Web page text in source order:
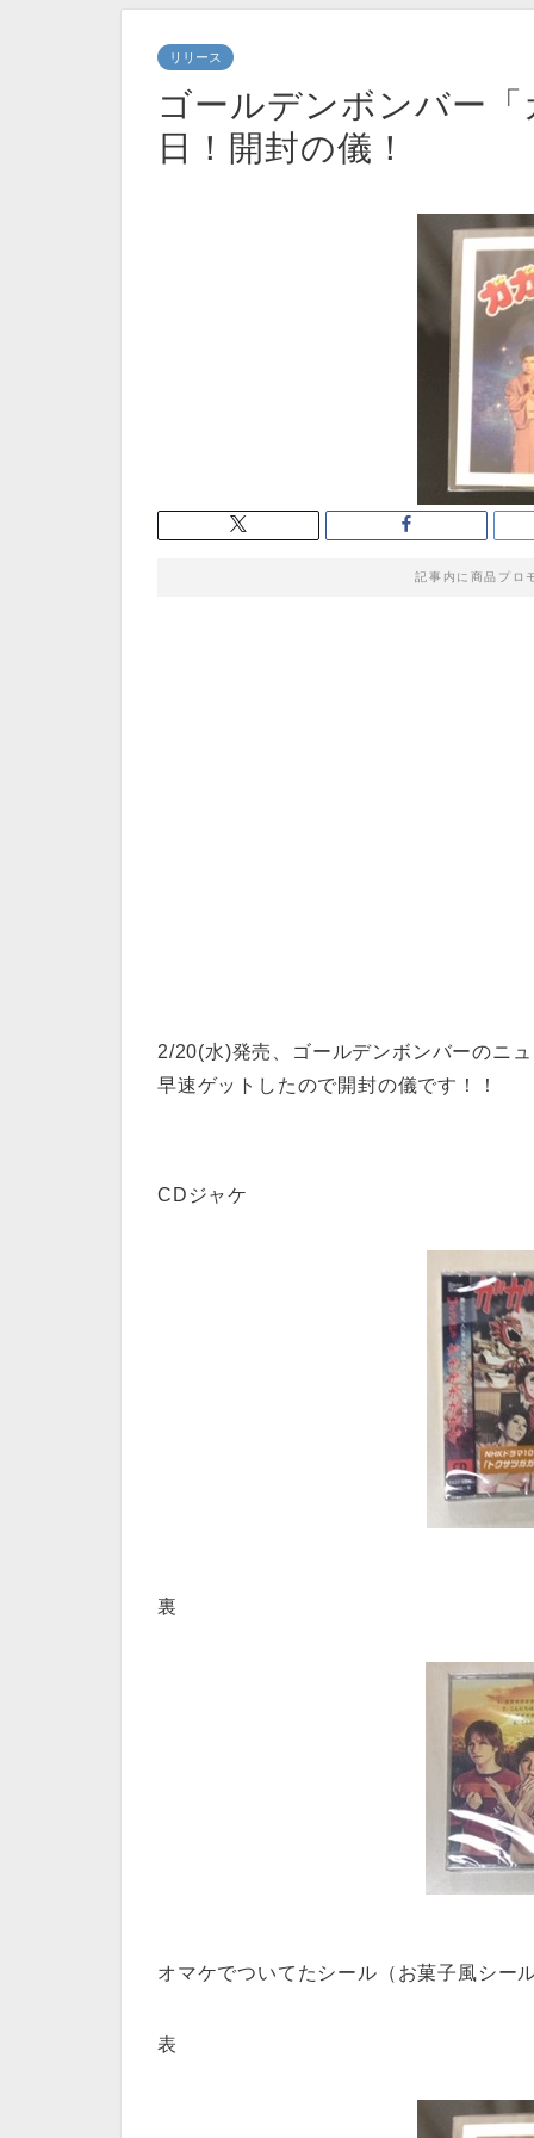
リリース
ゴールデンボンバー
日！開封の儀！
記事内に商品プロ
2/20(水)発売、ゴールデンボンバーのニ
早速ゲットしたので開封の儀です！！
CDジャケ
裏
オマケでついてたシール（お菓子風シー
表